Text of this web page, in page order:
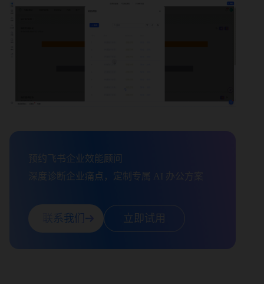
预约飞书企业效能顾问
深度诊断企业痛点，定制专属 AI 办公方案
联系我们 立即试用